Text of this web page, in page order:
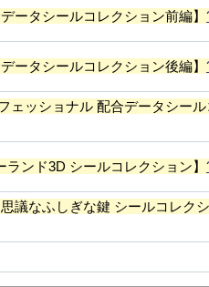
ータシールコレクション前編】
ータシールコレクション後編】
ェッショナル 配合データシール
ランド3D シールコレクション】
議なふしぎな鍵 シールコレク